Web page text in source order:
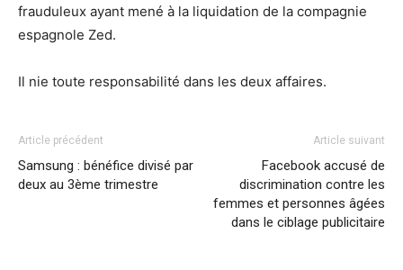
frauduleux ayant mené à la liquidation de la compagnie
espagnole Zed.
Il nie toute responsabilité dans les deux affaires.
Article précédent
Samsung : bénéfice divisé par
deux au 3ème trimestre
Article suivant
Facebook accusé de
discrimination contre les
femmes et personnes âgées
dans le ciblage publicitaire